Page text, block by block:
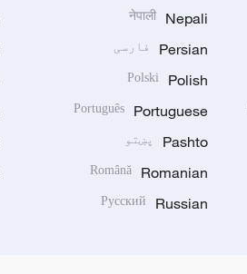
Nepali
नेपाली
Persian فارسی
Polish
Polski
Portuguese
Português
Pashto پښتو
Romanian
Română
Russian
Русский